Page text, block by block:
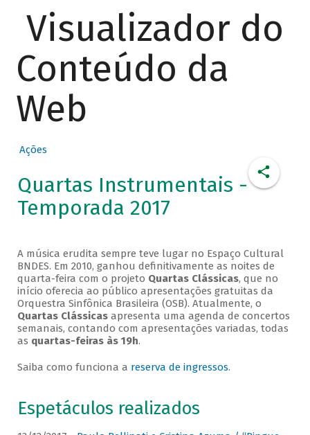
Visualizador do
Conteúdo da
Web
Ações
Quartas Instrumentais -
Temporada 2017
A música erudita sempre teve lugar no Espaço Cultural
BNDES. Em 2010, ganhou definitivamente as noites de
quarta-feira com o projeto Quartas Clássicas, que no
início oferecia ao público apresentações gratuitas da
Orquestra Sinfônica Brasileira (OSB). Atualmente, o
Quartas Clássicasapresenta uma agenda de concertos
semanais, contando com apresentações variadas, todas
as quartas-feiras às 19h.
Saiba como funciona a reserva de ingressos.
Espetáculos realizados